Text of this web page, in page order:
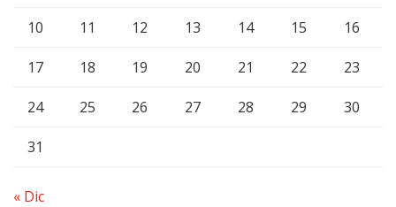
10 11 12 13 14 15 16
17 18 19 20 21 22 23
24 25 26 27 28 29 30
31
« Dic